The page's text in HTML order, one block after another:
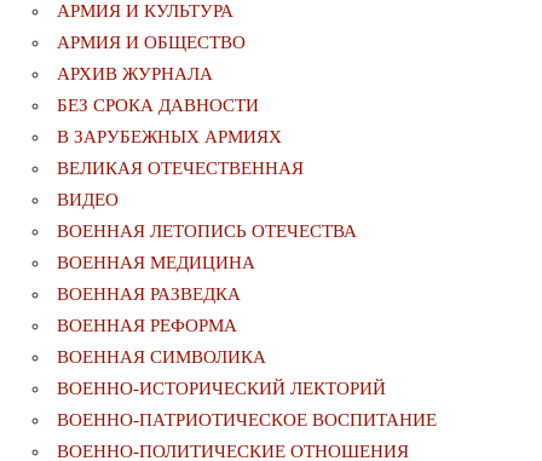
АРМИЯ И КУЛЬТУРА
АРМИЯ И ОБЩЕСТВО
АРХИВ ЖУРНАЛА
БЕЗ СРОКА ДАВНОСТИ
В ЗАРУБЕЖНЫХ АРМИЯХ
ВЕЛИКАЯ ОТЕЧЕСТВЕННАЯ
ВИДЕО
ВОЕННАЯ ЛЕТОПИСЬ ОТЕЧЕСТВА
ВОЕННАЯ МЕДИЦИНА
ВОЕННАЯ РАЗВЕДКА
ВОЕННАЯ РЕФОРМА
ВОЕННАЯ СИМВОЛИКА
ВОЕННО-ИСТОРИЧЕСКИЙ ЛЕКТОРИЙ
ВОЕННО-ПАТРИОТИЧЕСКОЕ ВОСПИТАНИЕ
ВОЕННО-ПОЛИТИЧЕСКИE ОТНОШЕНИЯ